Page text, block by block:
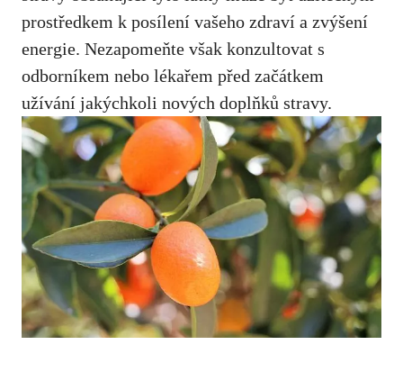
prostředkem k posílení vašeho zdraví a zvýšení
energie. Nezapomeňte však konzultovat s
odborníkem nebo lékařem před začátkem
užívání jakýchkoli nových doplňků stravy.